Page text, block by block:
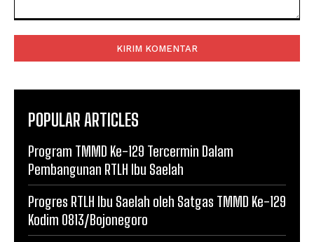
POPULAR ARTICLES
Program TMMD Ke-129 Tercermin Dalam
Pembangunan RTLH Ibu Saelah
Progres RTLH Ibu Saelah oleh Satgas TMMD Ke-129
Kodim 0813/Bojonegoro